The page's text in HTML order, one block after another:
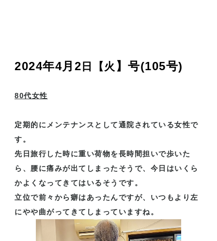
2024年4月2 日【火 】号(105号)
80代女性
定期的にメンテナンスとして通院されている女性で
す。
先日旅行した時に重い荷物を長時間担いで歩いた
ら、腰に痛みが出てしまったそうで、今日はいくら
かよくなってきてはいるそうです。
立位で前々から癖はあったんですが、いつもより左
にやや曲がってきてしまっていますね。